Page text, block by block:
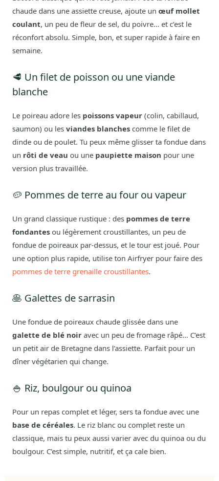
chaude dans une assiette creuse, ajoute un œuf mollet
coulant, un peu de fleur de sel, du poivre… et c’est le
réconfort absolu. Simple, bon, et super rapide à faire en
semaine.
🥩 Un filet de poisson ou une viande
blanche
Le poireau adore les poissons vapeur (colin, cabillaud,
saumon) ou les viandes blanches comme le filet de
dinde ou de poulet. Tu peux même glisser ta fondue dans
un rôti de veau ou une paupiette maison pour une
version plus travaillée.
🥔 Pommes de terre au four ou vapeur
Un grand classique rustique : des pommes de terre
fondantes ou légèrement croustillantes, un peu de
fondue de poireaux par-dessus, et le tour est joué. Pour
une option plus rapide, utilise ton Airfryer pour faire des
pommes de terre grenaille croustillantes.
🥞 Galettes de sarrasin
Une fondue de poireaux chaude glissée dans une
galette de blé noir avec un peu de fromage râpé… C’est
un petit air de Bretagne dans l’assiette. Parfait pour un
dîner végétarien qui change.
🍚 Riz, boulgour ou quinoa
Pour un repas complet et léger, sers ta fondue avec une
base de céréales. Le riz blanc ou complet reste un
classique, mais tu peux aussi varier avec du quinoa ou du
boulgour. C’est simple, nutritif, et ça cale bien.